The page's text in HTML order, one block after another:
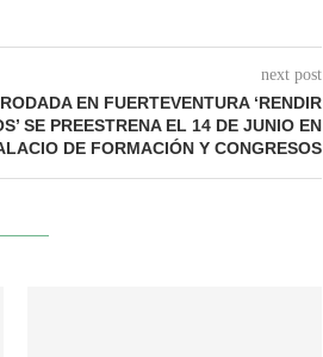
next post
EN FUERTEVENTURA ‘RENDIR
SE PREESTRENA EL 14 DE JUNIO EN
DE FORMACIÓN Y CONGRESOS